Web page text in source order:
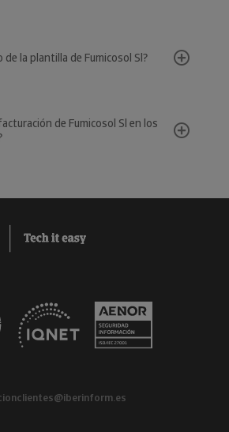
de la plantilla de Fumicosol Sl?
de Fumicosol Sl en los